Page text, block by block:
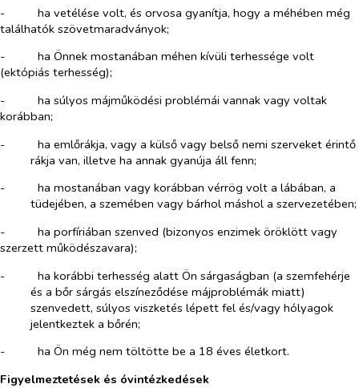
-​
ha vetélése volt, és orvosa gyanítja, hogy a méhében még
találhatók szövetmaradványok;
-​
ha Önnek mostanában méhen kívüli terhessége volt
(ektópiás terhesség);
-​
ha súlyos májműködési problémái vannak vagy voltak
korábban;
-​
ha emlőrákja, vagy a külső vagy belső nemi szerveket érintő
rákja van, illetve ha annak gyanúja áll fenn;
-​
ha mostanában vagy korábban vérrög volt a lábában, a
tüdejében, a szemében vagy bárhol máshol a szervezetében;
-​
ha porfíriában szenved (bizonyos enzimek öröklött vagy
szerzett működészavara);
-​
ha korábbi terhesség alatt Ön sárgaságban (a szemfehérje
és a bőr sárgás elszíneződése májproblémák miatt)
szenvedett, súlyos viszketés lépett fel és/vagy hólyagok
jelentkeztek a bőrén;
-​
ha Ön még nem töltötte be a 18 éves életkort.
Figyelmeztetések és óvintézkedések